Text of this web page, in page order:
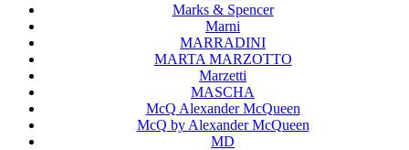
Marks & Spencer
Marni
MARRADINI
MARTA MARZOTTO
Marzetti
MASCHA
McQ Alexander McQueen
McQ by Alexander McQueen
MD